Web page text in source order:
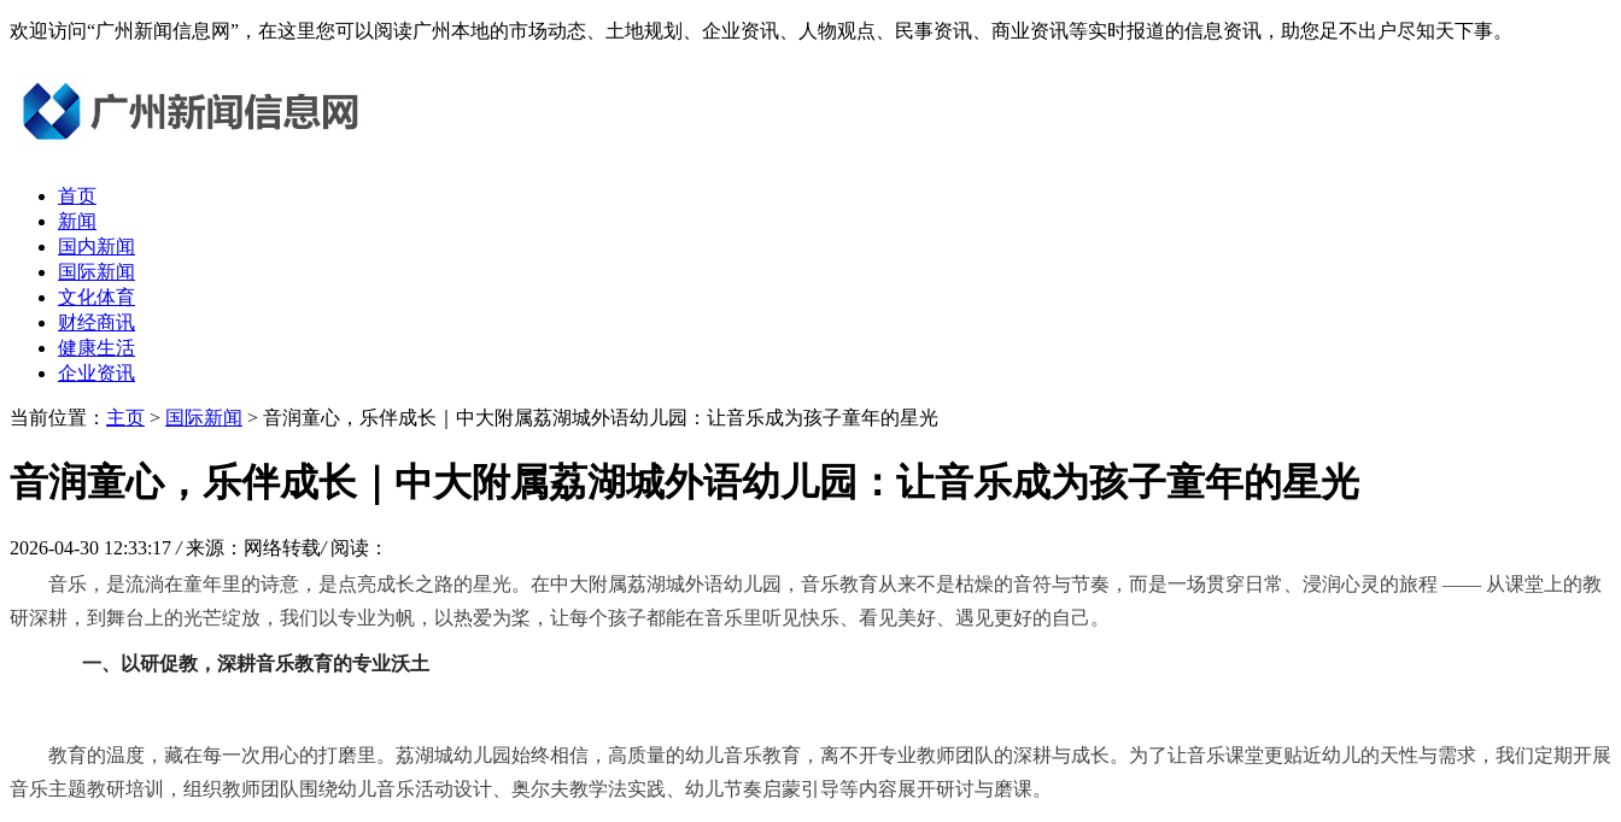
欢迎访问“广州新闻信息网”，在这里您可以阅读广州本地的市场动态、土地规划、企业资讯、人物观点、民事资讯、商业资讯等实时报道的信息资讯，助您足不出户尽知天下事。
首页
新闻
国内新闻
国际新闻
文化体育
财经商讯
健康生活
企业资讯
当前位置： 主页 > 国际新闻 > 音润童心，乐伴成长｜中大附属荔湖城外语幼儿园：让音乐成为孩子童年的星光
音润童心，乐伴成长｜中大附属荔湖城外语幼儿园：让音乐成为孩子童年的星光
2026-04-30 12:33:17 / 来源：网络转载/ 阅读：
音乐，是流淌在童年里的诗意，是点亮成长之路的星光。在中大附属荔湖城外语幼儿园，音乐教育从来不是枯燥的音符与节奏，而是一场贯穿日常、浸润心灵的旅程 —— 从课堂上的教
研深耕，到舞台上的光芒绽放，我们以专业为帆，以热爱为桨，让每个孩子都能在音乐里听见快乐、看见美好、遇见更好的自己。
一、 以研促教，深耕音乐教育的专业沃土
教育的温度，藏在每一次用心的打磨里。荔湖城幼儿园始终相信，高质量的幼儿音乐教育，离不开专业教师团队的深耕与成长。为了让音乐课堂更贴近幼儿的天性与需求，我们定期开展
音乐主题教研培训，组织教师团队围绕幼儿音乐活动设计、奥尔夫教学法实践、幼儿节奏启蒙引导等内容展开研讨与磨课。